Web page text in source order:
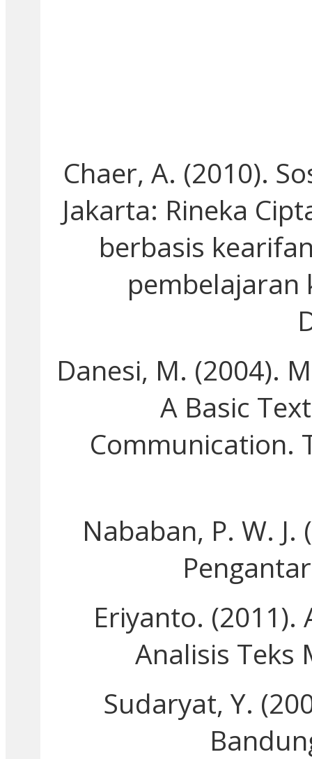
Chaer, A. (2010).
Jakarta: Rineka
berbasis
pembelajaran
Danesi, M. (2004).
A Basic
Communication.
Nababan, P. W.
Eriyanto. (2011).
Analisis Teks
Sudaryat, Y.